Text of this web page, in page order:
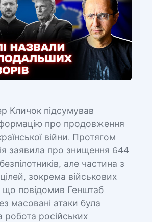
Кличок підсумував
про продовження
війни. Протягом
заявила про знищення 644
але частина з
зокрема військових
що повідомив Генштаб
масовані атаки була
робота російських